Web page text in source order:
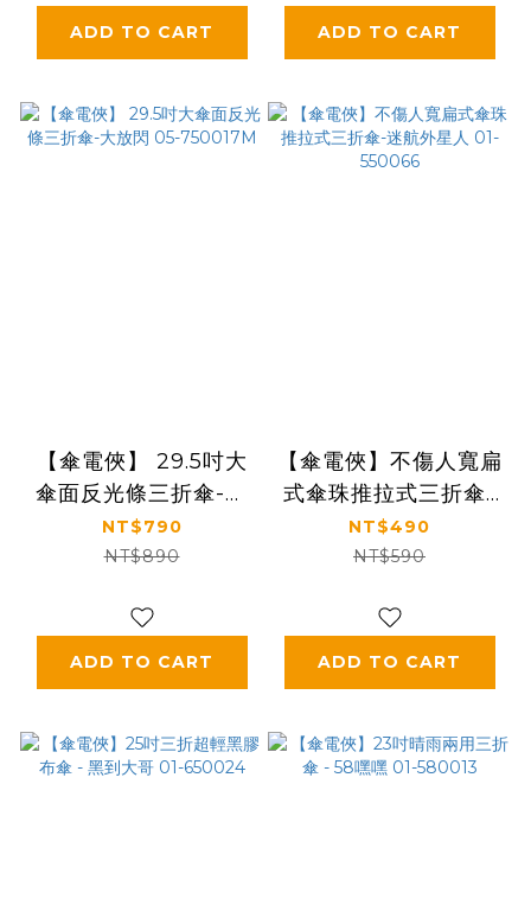
ADD TO CART ADD TO CART
【傘電俠】 29.5吋大
傘面反光條三折傘-大
放閃 05-750017M
NT$790
NT$890
ADD TO CART
【傘電俠】不傷人寬扁
式傘珠推拉式三折傘-
迷航外星人 01-
550066
NT$490
NT$590
ADD TO CART